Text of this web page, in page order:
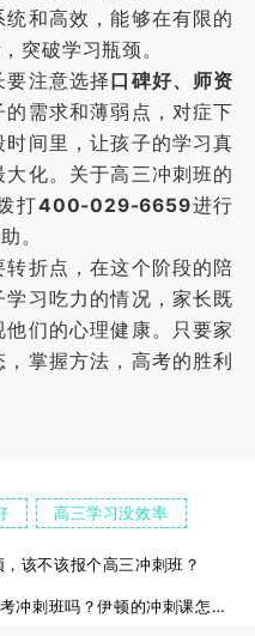
和高效，能够在有限的
突破学习瓶颈。
注意选择口碑好、师资
需求和薄弱点，对症下
间里，让孩子的学习真
化。关于高三冲刺班的
打400-029-6659进行
。
折点，在这个阶段的陪
习吃力的情况，家长既
们的心理健康。只要家
掌握方法，高考的胜利
高三学习没效率
该不该报个高三冲刺班？
杭州上城区有高三地理首考冲刺班吗？伊顿的冲刺课怎么样？